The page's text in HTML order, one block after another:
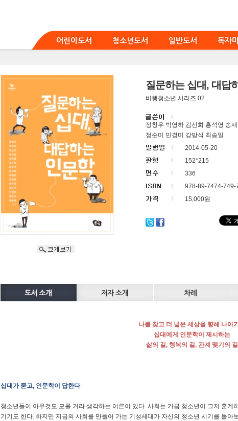
어린이도서 청소년도서 일반도서 독자
질문하는 십대, 대답
비행청소년 시리즈 02
정창우 박영하 김선희 홍석영 송
정순미 민경미 강방식 최송일
2014-05-20
152*215
336
978-89-7474-749-
15,000원
나를 찾고 더 넓은 세상을 향해 나아
십대에게 인문학이 제시하는
삶의 길, 행복의 길, 관계 맺기의 길
십대가 묻고, 인문학이 답한다
청소년들이 아무것도 모를 거라 생각하는 어른이 있다. 사회는 가끔 청소년이 그저 훈계
기기도 한다. 하지만 지금의 사회를 만들어 가는 기성세대가 자신의 청소년 시기를 돌아